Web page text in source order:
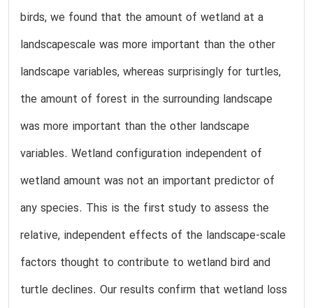
birds, we found that the amount of wetland at a
landscapescale was more important than the other
landscape variables, whereas surprisingly for turtles,
the amount of forest in the surrounding landscape
was more important than the other landscape
variables. Wetland configuration independent of
wetland amount was not an important predictor of
any species. This is the first study to assess the
relative, independent effects of the landscape-scale
factors thought to contribute to wetland bird and
turtle declines. Our results confirm that wetland loss